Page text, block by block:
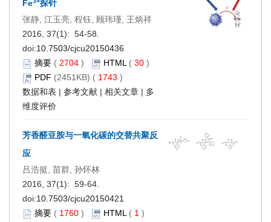
Fe
探针
张静, 江玉亮, 程钰, 顾玮瑾, 王炳祥
2016, 37(1): 54-58.
doi:10.7503/cjcu20150436
摘要 ( 2704 ) HTML( 30 )
PDF (2451KB) ( 1743 )
数据和表 | 参考文献 | 相关文章 | 多
维度评价
芳香醛亚胺与一氧化碳的交替共聚反
应
吕浩挺, 苗群, 孙怀林
2016, 37(1): 59-64.
doi:10.7503/cjcu20150421
摘要 ( 1760 ) HTML( 1 )